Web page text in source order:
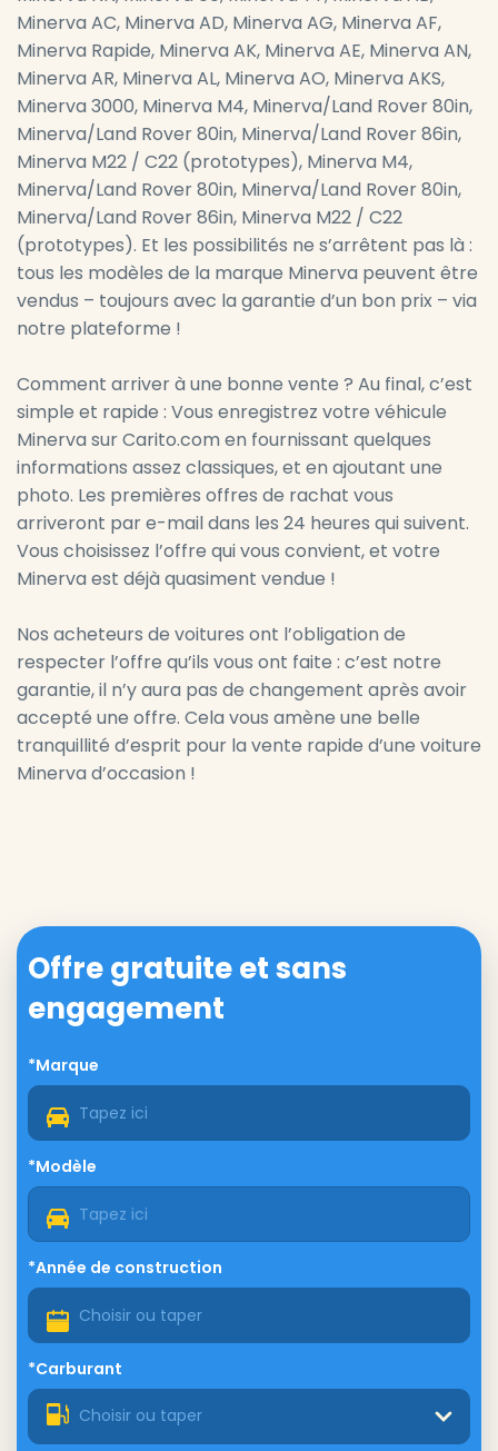
Minerva AC, Minerva AD, Minerva AG, Minerva AF,
Minerva Rapide, Minerva AK, Minerva AE, Minerva AN,
Minerva AR, Minerva AL, Minerva AO, Minerva AKS,
Minerva 3000, Minerva M4, Minerva/Land Rover 80in,
Minerva/Land Rover 80in, Minerva/Land Rover 86in,
Minerva M22 / C22 (prototypes), Minerva M4,
Minerva/Land Rover 80in, Minerva/Land Rover 80in,
Minerva/Land Rover 86in, Minerva M22 / C22
(prototypes). Et les possibilités ne s’arrêtent pas là :
tous les modèles de la marque Minerva peuvent être
vendus – toujours avec la garantie d’un bon prix – via
notre plateforme !
Comment arriver à une bonne vente ? Au final, c’est
simple et rapide : Vous enregistrez votre véhicule
Minerva sur Carito.com en fournissant quelques
informations assez classiques, et en ajoutant une
photo. Les premières offres de rachat vous
arriveront par e-mail dans les 24 heures qui suivent.
Vous choisissez l’offre qui vous convient, et votre
Minerva est déjà quasiment vendue !
Nos acheteurs de voitures ont l’obligation de
respecter l’offre qu’ils vous ont faite : c’est notre
garantie, il n’y aura pas de changement après avoir
accepté une offre. Cela vous amène une belle
tranquillité d’esprit pour la vente rapide d’une voiture
Minerva d’occasion !
Offre gratuite et sans
engagement
*Marque
*Modèle
*Année de construction
*Carburant
Choisir ou taper